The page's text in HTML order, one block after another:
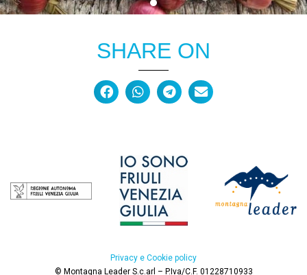
SHARE ON
Privacy e Cookie policy
© Montagna Leader S.c.arl – P.Iva/C.F. 01228710933